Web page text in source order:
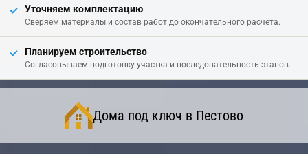
Уточняем комплектацию
Сверяем материалы и состав работ до окончательного расчёта.
Планируем строительство
Согласовываем подготовку участка и последовательность этапов.
Дома под ключ в Пестово